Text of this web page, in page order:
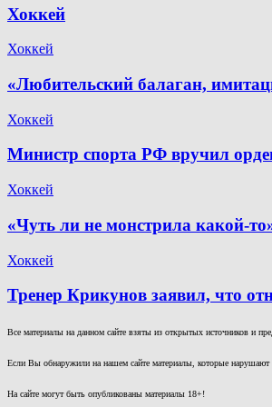
Хоккей
Хоккей
«Любительский балаган,
Хоккей
Министр спорта РФ вручил
Хоккей
«Чуть ли не монстрила какой-
Хоккей
Тренер Крикунов заявил, что
Все материалы на данном сайте взяты из открытых источников и
Если Вы обнаружили на нашем сайте материалы, которые
На сайте могут быть опубликованы материалы 18+!